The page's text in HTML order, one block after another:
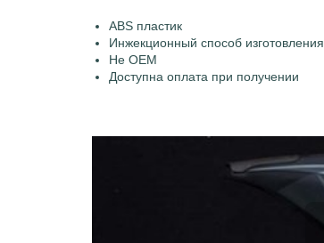
ABS пластик
Инжекционный способ изготовления
Не OEM
Доступна оплата при получении